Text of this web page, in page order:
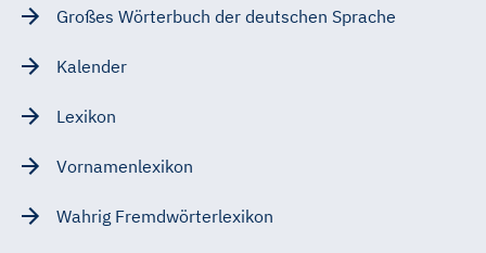
Großes Wörterbuch der deutschen Sprache
Kalender
Lexikon
Vornamenlexikon
Wahrig Fremdwörterlexikon